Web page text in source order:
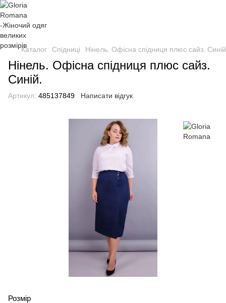
Каталог Спідниці Нінель. Офісна спідниця плюс сайз.
Нінель. Офісна спідниця плюс сайз.
Синій.
Артикул: 485137849 Написати відгук
Розмір